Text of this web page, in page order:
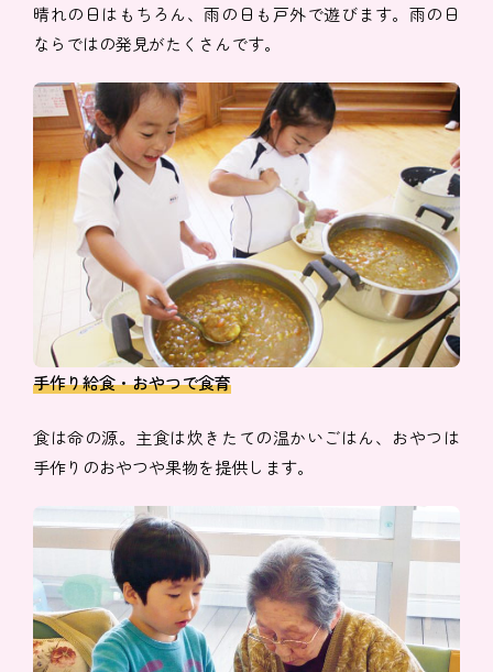
晴れの日はもちろん、雨の日も戸外で遊びます。雨の日
ならではの発見がたくさんです。
手作り給食・おやつで食育
食は命の源。主食は炊きたての温かいごはん、おやつは
手作りのおやつや果物を提供します。